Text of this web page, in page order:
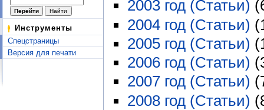
Инструменты
Спецстраницы
Версия для печати
2003 год (Статьи)
2004 год (Статьи)
2005 год (Статьи)
2006 год (Статьи)
2007 год (Статьи)
2008 год (Статьи)